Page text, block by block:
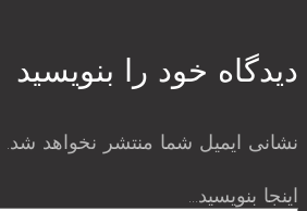
دیدگاه‌ خود را بنویسید
نشانی ایمیل شما منتشر نخواهد شد.
اینجا بنویسید…